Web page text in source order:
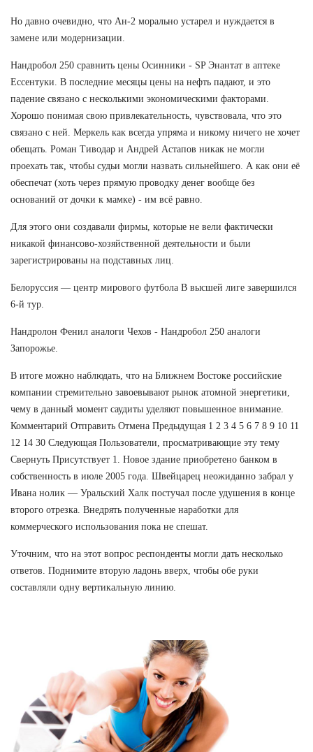
Но давно очевидно, что Ан-2 морально устарел и нуждается в
замене или модернизации.
Нандробол 250 сравнить цены Осинники - SP Энантат в аптеке
Ессентуки. В последние месяцы цены на нефть падают, и это
падение связано с несколькими экономическими факторами.
Хорошо понимая свою привлекательность, чувствовала, что это
связано с ней. Меркель как всегда упряма и никому ничего не хочет
обещать. Роман Тиводар и Андрей Астапов никак не могли
проехать так, чтобы судьи могли назвать сильнейшего. А как они её
обеспечат (хоть через прямую проводку денег вообще без
оснований от дочки к мамке) - им всё равно.
Для этого они создавали фирмы, которые не вели фактически
никакой финансово-хозяйственной деятельности и были
зарегистрированы на подставных лиц.
Белоруссия — центр мирового футбола В высшей лиге завершился
6-й тур.
Нандролон Фенил аналоги Чехов - Нандробол 250 аналоги
Запорожье.
В итоге можно наблюдать, что на Ближнем Востоке российские
компании стремительно завоевывают рынок атомной энергетики,
чему в данный момент саудиты уделяют повышенное внимание.
Комментарий Отправить Отмена Предыдущая 1 2 3 4 5 6 7 8 9 10 11
12 14 30 Следующая Пользователи, просматривающие эту тему
Свернуть Присутствует 1. Новое здание приобретено банком в
собственность в июле 2005 года. Швейцарец неожиданно забрал у
Ивана нолик — Уральский Халк постучал после удушения в конце
второго отрезка. Внедрять полученные наработки для
коммерческого использования пока не спешат.
Уточним, что на этот вопрос респонденты могли дать несколько
ответов. Поднимите вторую ладонь вверх, чтобы обе руки
составляли одну вертикальную линию.